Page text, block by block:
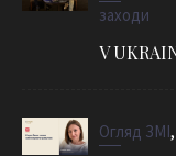
заходи
V
Огляд ЗМІ,